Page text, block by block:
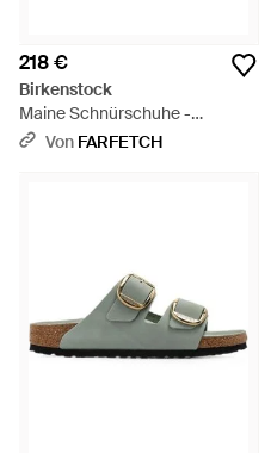
218 €
Birkenstock
Maine Schnürschuhe -
Schwarz
Von FARFETCH